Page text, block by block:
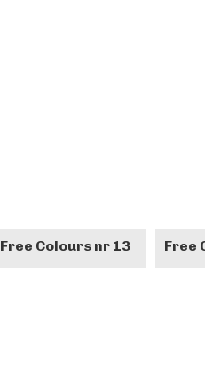
Free Colours nr 13 Free